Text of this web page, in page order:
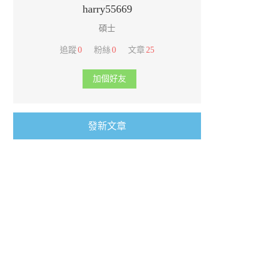
harry55669
碩士
追蹤0 粉絲 0 文章25
加個好友
發新文章